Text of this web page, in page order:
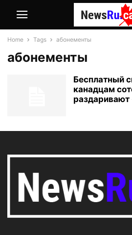
Home Tags абонементы
абонементы
Бесплатный
канадцам